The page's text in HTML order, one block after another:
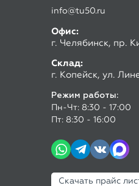
Режим работы:
Пн-Чт: 8:30 - 17:00
Пт: 8:30 - 16:00
Скачать прайс лист
ООО «Алмас», 2026